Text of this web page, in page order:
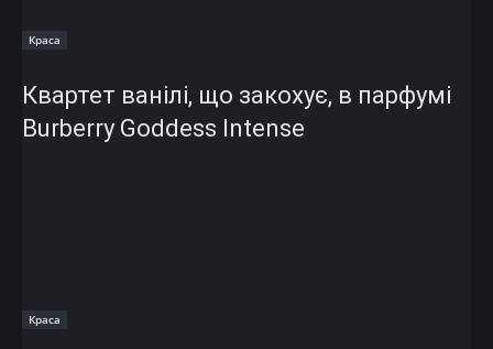
Краса
Квартет ванілі, що закохує, в парфумі
Burberry Goddess Intense
Краса